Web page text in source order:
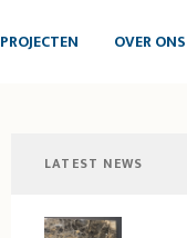
PROJECTEN OVER ONS
LATEST NEWS